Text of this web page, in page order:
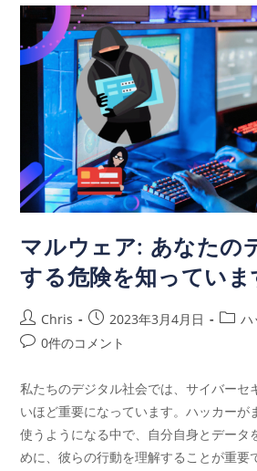
マルウェア: あなたの
する危険を知っていま
Chris 2023年3月4月日
ハ
0件のコメント
私たちのデジタル社会では、サイバーセ
いほど重要になっています。ハッカーが
使うようになる中で、自分自身とデータ
めに、彼らの行動を理解することが重要